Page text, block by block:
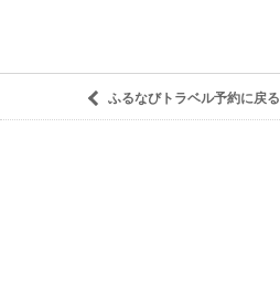
ふるなびトラベル予約に戻る